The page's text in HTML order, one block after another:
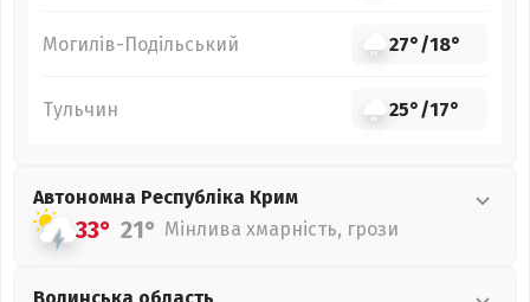
Могилів-Подільський 27°/18°
Тульчин 25°/17°
Автономна Республіка Крим
33° 21° Мінлива хмарність, грози